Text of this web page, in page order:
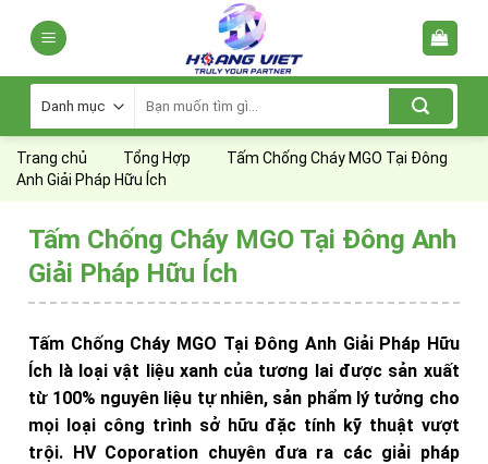
kiếm:
Trang chủ Tổng Hợp
Tấm Chống Cháy MGO Tại Đông
Anh Giải Pháp Hữu Ích
Tấm Chống Cháy MGO Tại Đông Anh
Giải Pháp Hữu Ích
Tấm Chống Cháy MGO Tại Đông Anh Giải Pháp Hữu
Ích là loại vật liệu xanh của tương lai được sản xuất
từ 100% nguyên liệu tự nhiên, sản phẩm lý tưởng cho
mọi loại công trình sở hữu đặc tính kỹ thuật vượt
trội. HV Coporation chuyên đưa ra các giải pháp